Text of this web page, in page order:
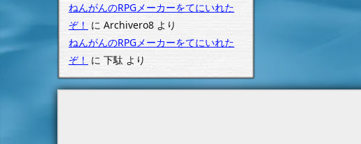
ねんがんのRPGメーカーをてにいれた
ぞ！ に Archivero8より
ねんがんのRPGメーカーをてにいれた
ぞ！に 下駄より